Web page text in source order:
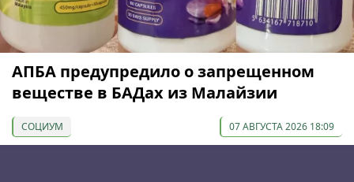
АПБА предупредило о запрещенном
веществе в БАДах из Малайзии
СОЦИУМ 07 АВГУСТА 2026 18:09